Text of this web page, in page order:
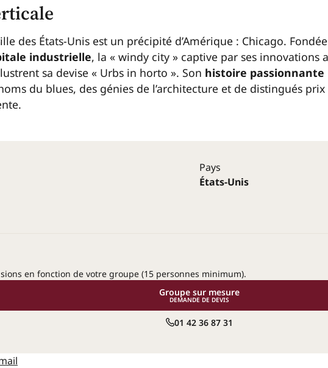
des États-Unis est un précipité d’Amérique : Chicago.
industrielle, la « windy city » captive par ses innovations
sa devise « Urbs in horto ». Son histoire passionnante
du blues, des génies de l’architecture et de distingués prix
Pays
États-Unis
en fonction de votre groupe (15 personnes minimum).
01 42 36 87 31
Groupe sur mesure
DEMANDE DE DEVIS